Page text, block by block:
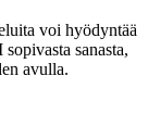
voi hyödyntää
sanasta,
avulla.